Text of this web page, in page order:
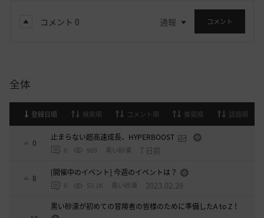
コメント 0 通報 コメント
全体
登録日順 検索順 コメント順 推奨順 話題順
0
止まらない超高速成長、HYPERBOOST
0 989 黒い砂漠 7 日前
8
[開催中のイベント] 今週のイベントは？
0 53.1K 黒い砂漠 2023.02.28
黒い砂漠が初めての冒険者の皆様のために準備したA to Z！